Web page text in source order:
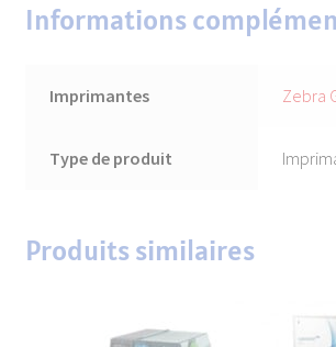
Informations
Imprimantes Zebra
Type de produit
Produits similaires